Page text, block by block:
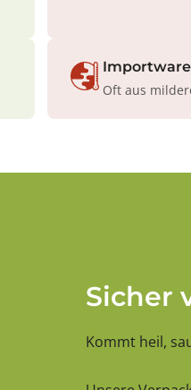
Importware
Oft aus
Sicher
Kommt heil,